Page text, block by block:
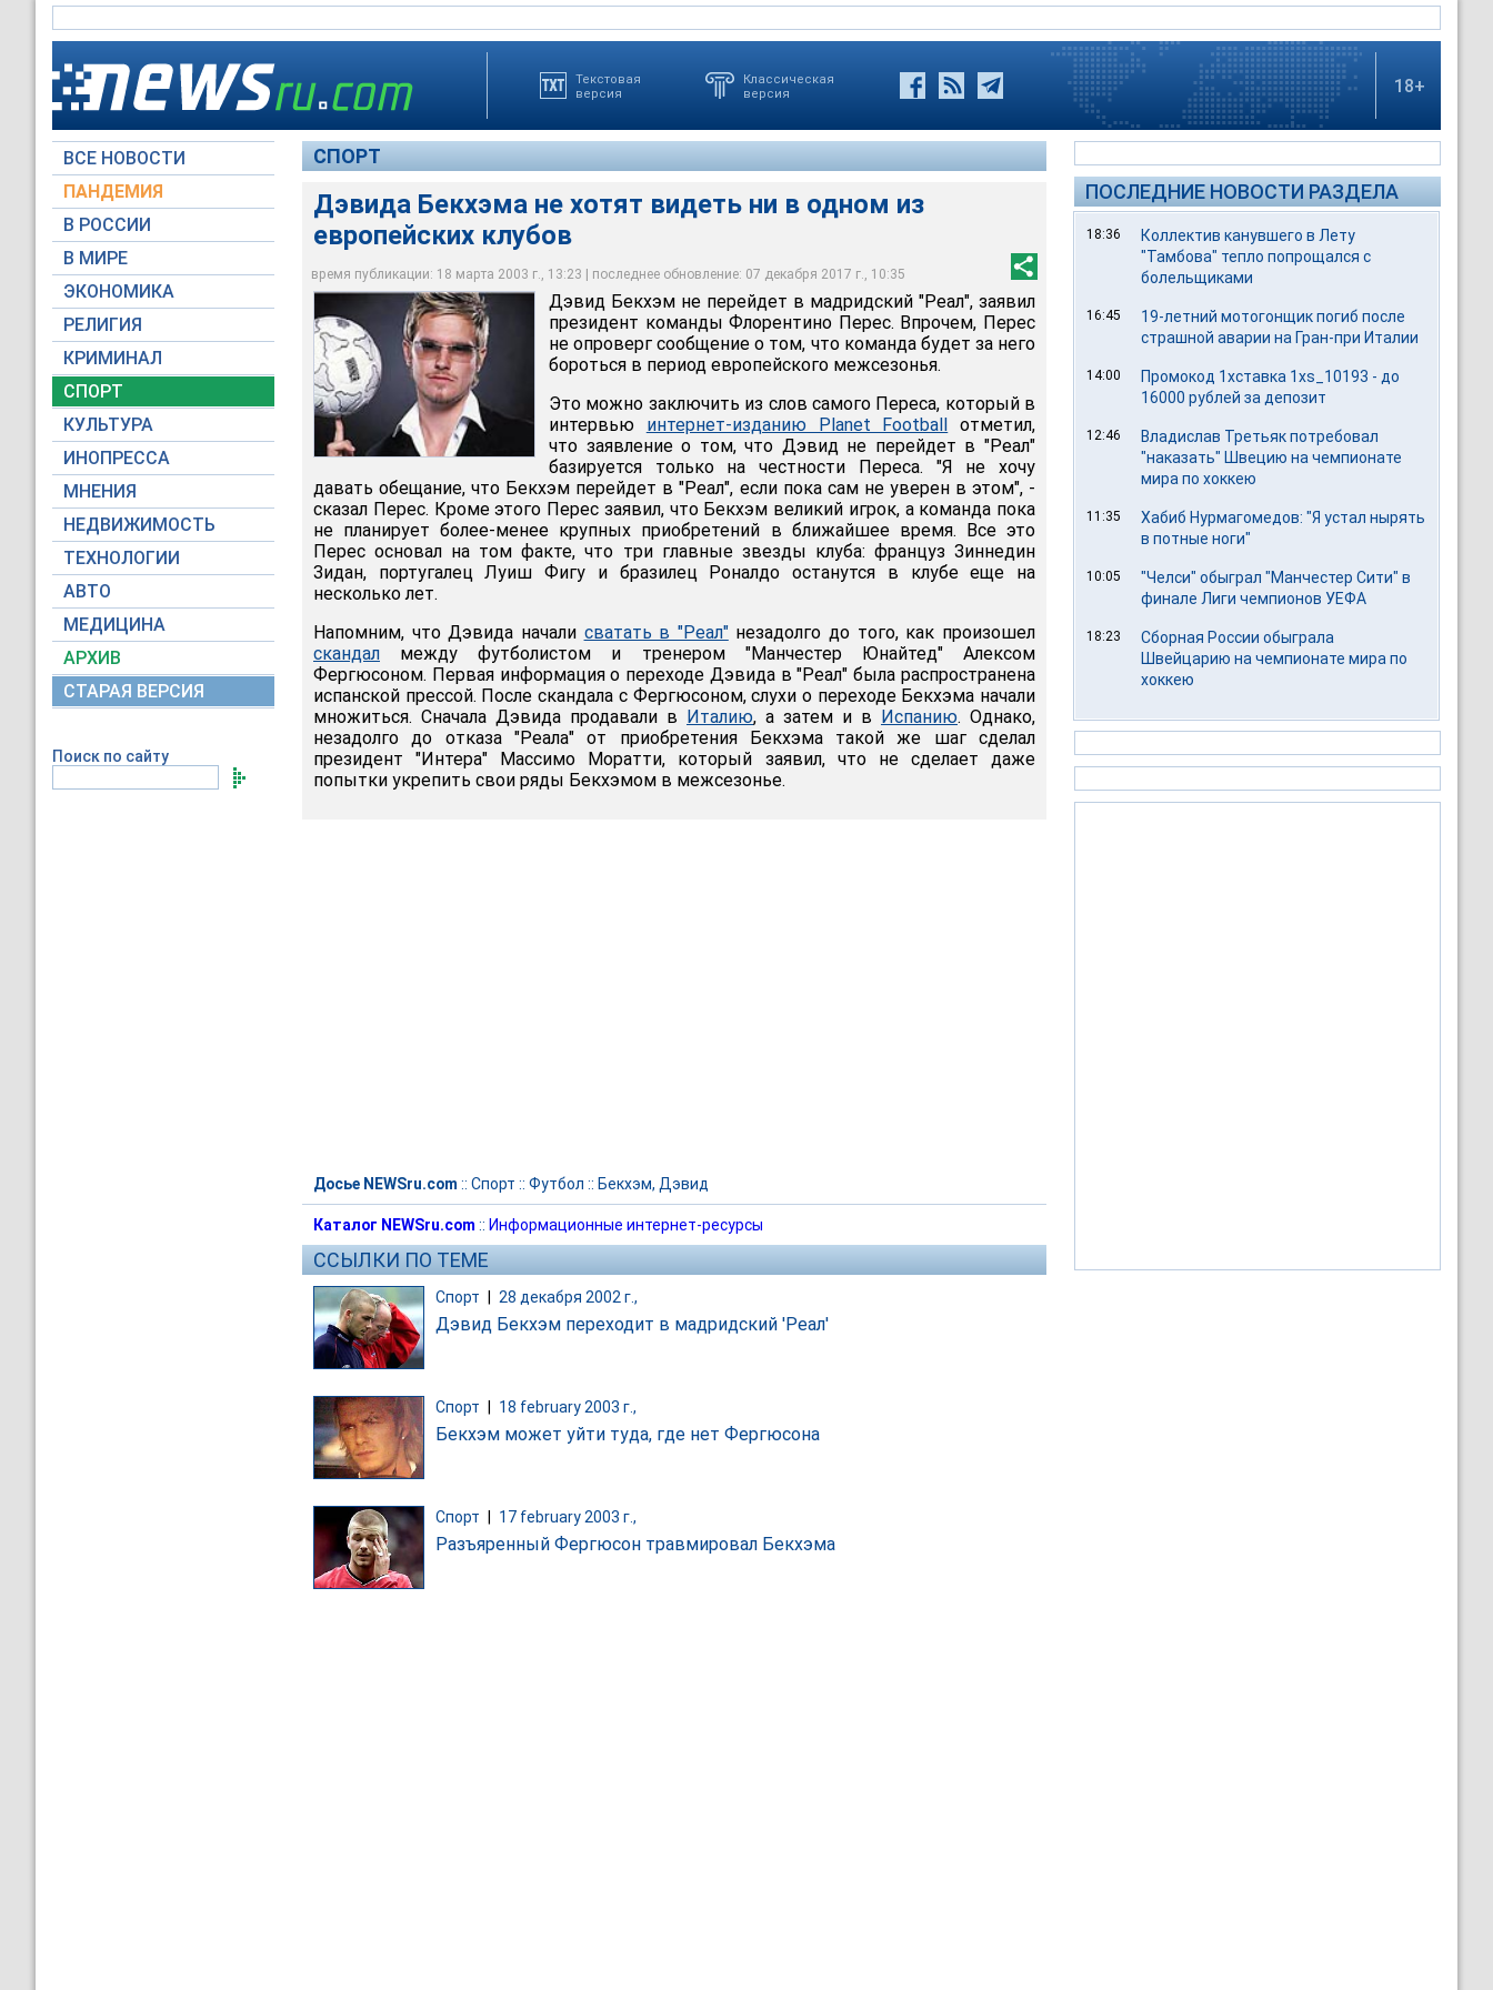
Текстовая
версия
Классическая
версия
18+
ВСЕ НОВОСТИ
ПАНДЕМИЯ
В РОССИИ
В МИРЕ
ЭКОНОМИКА
РЕЛИГИЯ
КРИМИНАЛ
СПОРТ
КУЛЬТУРА
ИНОПРЕССА
МНЕНИЯ
НЕДВИЖИМОСТЬ
ТЕХНОЛОГИИ
АВТО
МЕДИЦИНА
АРХИВ
СТАРАЯ ВЕРСИЯ
Поиск по сайту
СПОРТ
Дэвида Бекхэма не хотят видеть ни в одном из
европейских клубов
время публикации: 18 марта 2003 г., 13:23 | последнее обновление: 07 декабря 2017 г., 10:35
Дэвид Бекхэм
Архив NEWSru.com
Дэвид Бекхэм не перейдет в мадридский "Реал", заявил
президент команды Флорентино Перес. Впрочем, Перес
не опроверг сообщение о том, что команда будет за него
бороться в период европейского межсезонья.
Это можно заключить из слов самого Переса, который в
интервью интернет-изданию Planet Football отметил,
что заявление о том, что Дэвид не перейдет в "Реал"
базируется только на честности Переса. "Я не хочу
давать обещание, что Бекхэм перейдет в "Реал", если пока сам не уверен в этом", -
сказал Перес. Кроме этого Перес заявил, что Бекхэм великий игрок, а команда пока
не планирует более-менее крупных приобретений в ближайшее время. Все это
Перес основал на том факте, что три главные звезды клуба: француз Зиннедин
Зидан, португалец Луиш Фигу и бразилец Роналдо останутся в клубе еще на
несколько лет.
Напомним, что Дэвида начали сватать в "Реал"незадолго до того, как произошел
скандал между футболистом и тренером "Манчестер Юнайтед" Алексом
Фергюсоном. Первая информация о переходе Дэвида в "Реал" была распространена
испанской прессой. После скандала с Фергюсоном, слухи о переходе Бекхэма начали
множиться. Сначала Дэвида продавали в Италию, а затем и в Испанию. Однако,
незадолго до отказа "Реала" от приобретения Бекхэма такой же шаг сделал
президент "Интера" Массимо Моратти, который заявил, что не сделает даже
попытки укрепить свои ряды Бекхэмом в межсезонье.
Досье NEWSru.com :: Спорт :: Футбол :: Бекхэм, Дэвид
Каталог NEWSru.com :: Информационные интернет-ресурсы
ССЫЛКИ ПО ТЕМЕ
Спорт 28 декабря 2002 г.,
Дэвид Бекхэм переходит в мадридский 'Реал'
Спорт 18 february 2003 г.,
Бекхэм может уйти туда, где нет Фергюсона
Спорт 17 february 2003 г.,
Разъяренный Фергюсон травмировал Бекхэма
ПОСЛЕДНИЕ НОВОСТИ РАЗДЕЛА
18:36
Коллектив канувшего в Лету
"Тамбова" тепло попрощался с
болельщиками
16:45
19-летний мотогонщик погиб после
страшной аварии на Гран-при Италии
14:00
Промокод 1хставка 1xs_10193 - до
16000 рублей за депозит
12:46
Владислав Третьяк потребовал
"наказать" Швецию на чемпионате
мира по хоккею
11:35
Хабиб Нурмагомедов: "Я устал нырять
в потные ноги"
10:05
"Челси" обыграл "Манчестер Сити" в
финале Лиги чемпионов УЕФА
18:23
Сборная России обыграла
Швейцарию на чемпионате мира по
хоккею